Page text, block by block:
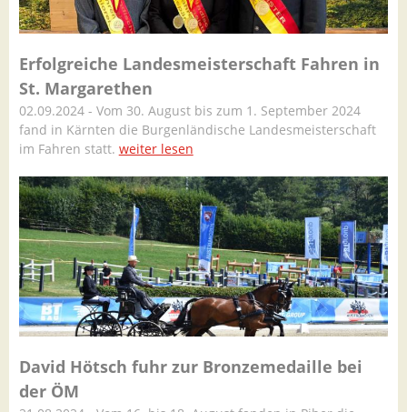
Erfolgreiche Landesmeisterschaft Fahren in
St. Margarethen
02.09.2024 - Vom 30. August bis zum 1. September 2024
fand in Kärnten die Burgenländische Landesmeisterschaft
im Fahren statt. weiter lesen
David Hötsch fuhr zur Bronzemedaille bei
der ÖM